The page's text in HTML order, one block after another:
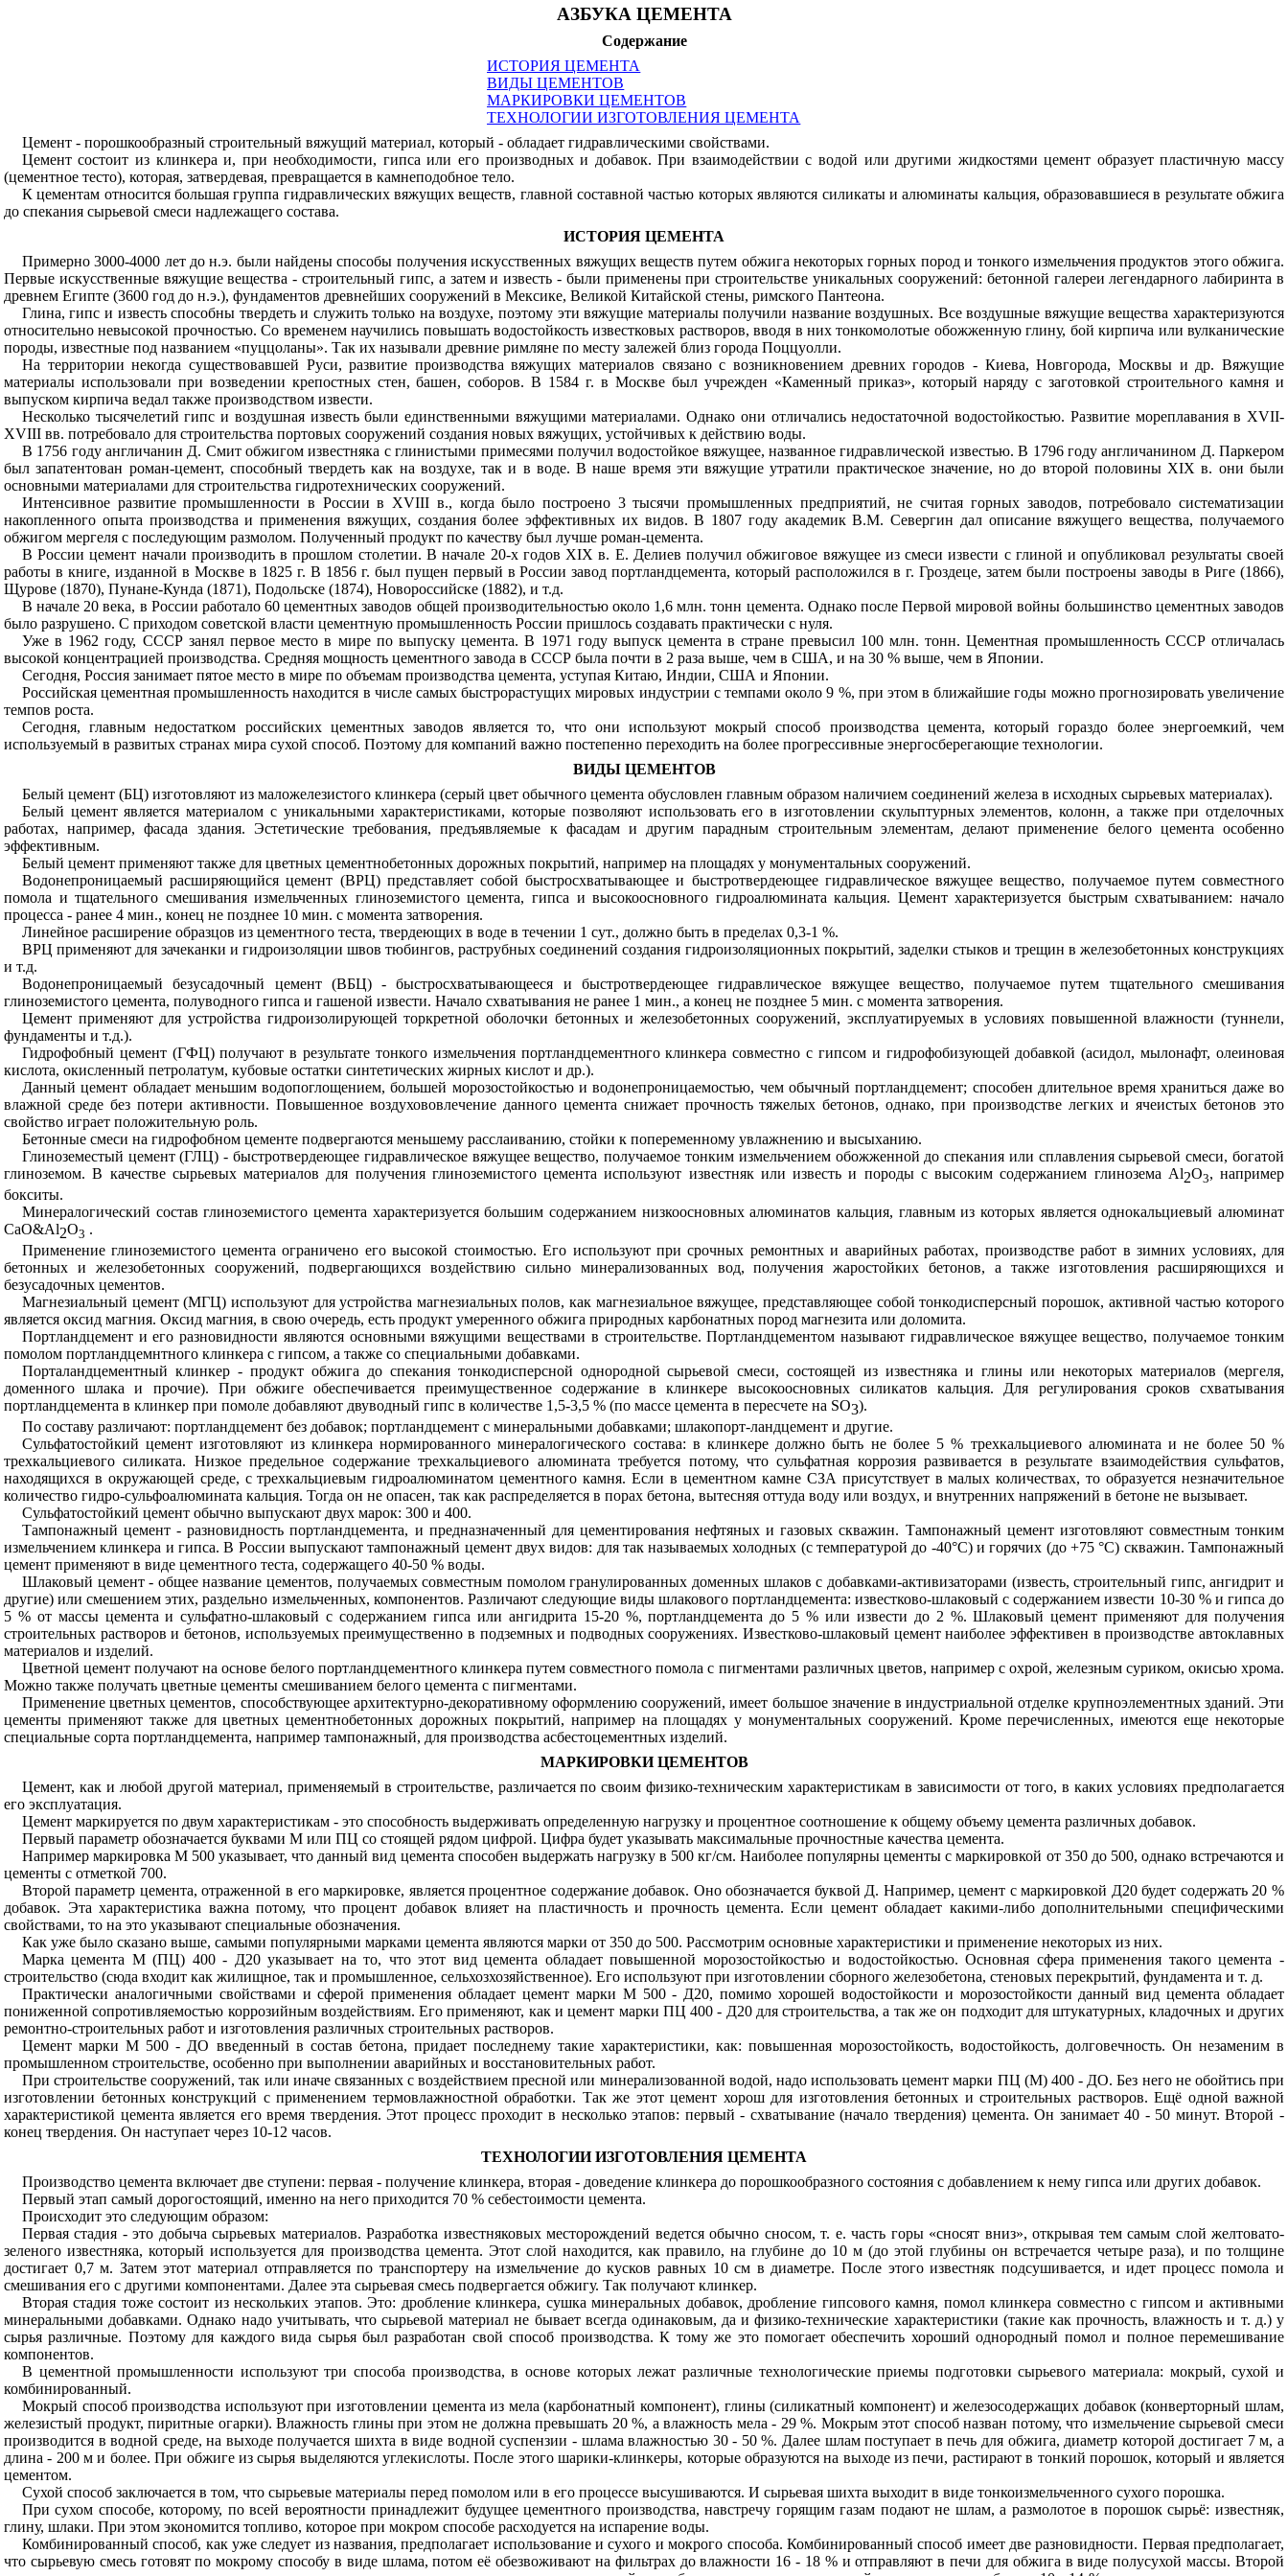
АЗБУКА ЦЕМЕНТА
Содержание
ИСТОРИЯ ЦЕМЕНТА
ВИДЫ ЦЕМЕНТОВ
МАРКИРОВКИ ЦЕМЕНТОВ
ТЕХНОЛОГИИ ИЗГОТОВЛЕНИЯ ЦЕМЕНТА
Цемент - порошкообразный строительный вяжущий материал, который - обладает гидравлическими свойствами.
Цемент состоит из клинкера и, при необходимости, гипса или его производных и добавок. При взаимодействии с водой или другими жидкостями цемент образует пластичную массу
(цементное тесто), которая, затвердевая, превращается в камнеподобное тело.
К цементам относится большая группа гидравлических вяжущих веществ, главной составной частью которых являются силикаты и алюминаты кальция, образовавшиеся в результате обжига
до спекания сырьевой смеси надлежащего состава.
ИСТОРИЯ ЦЕМЕНТА
Примерно 3000-4000 лет до н.э. были найдены способы получения искусственных вяжущих веществ путем обжига некоторых горных пород и тонкого измельчения продуктов этого обжига.
Первые искусственные вяжущие вещества - строительный гипс, а затем и известь - были применены при строительстве уникальных сооружений: бетонной галереи легендарного лабиринта в
древнем Египте (3600 год до н.э.), фундаментов древнейших сооружений в Мексике, Великой Китайской стены, римского Пантеона.
Глина, гипс и известь способны твердеть и служить только на воздухе, поэтому эти вяжущие материалы получили название воздушных. Все воздушные вяжущие вещества характеризуются
относительно невысокой прочностью. Со временем научились повышать водостойкость известковых растворов, вводя в них тонкомолотые обожженную глину, бой кирпича или вулканические
породы, известные под названием «пуццоланы». Так их называли древние римляне по месту залежей близ города Поццуолли.
На территории некогда существовавшей Руси, развитие производства вяжущих материалов связано с возникновением древних городов - Киева, Новгорода, Москвы и др. Вяжущие
материалы использовали при возведении крепостных стен, башен, соборов. В 1584 г. в Москве был учрежден «Каменный приказ», который наряду с заготовкой строительного камня и
выпуском кирпича ведал также производством извести.
Несколько тысячелетий гипс и воздушная известь были единственными вяжущими материалами. Однако они отличались недостаточной водостойкостью. Развитие мореплавания в XVII-
XVIII вв. потребовало для строительства портовых сооружений создания новых вяжущих, устойчивых к действию воды.
В 1756 году англичанин Д. Смит обжигом известняка с глинистыми примесями получил водостойкое вяжущее, названное гидравлической известью. В 1796 году англичанином Д. Паркером
был запатентован роман-цемент, способный твердеть как на воздухе, так и в воде. В наше время эти вяжущие утратили практическое значение, но до второй половины XIX в. они были
основными материалами для строительства гидротехнических сооружений.
Интенсивное развитие промышленности в России в XVIII в., когда было построено 3 тысячи промышленных предприятий, не считая горных заводов, потребовало систематизации
накопленного опыта производства и применения вяжущих, создания более эффективных их видов. В 1807 году академик В.М. Севергин дал описание вяжущего вещества, получаемого
обжигом мергеля с последующим размолом. Полученный продукт по качеству был лучше роман-цемента.
В России цемент начали производить в прошлом столетии. В начале 20-х годов XIX в. Е. Делиев получил обжиговое вяжущее из смеси извести с глиной и опубликовал результаты своей
работы в книге, изданной в Москве в 1825 г. В 1856 г. был пущен первый в России завод портландцемента, который расположился в г. Гроздеце, затем были построены заводы в Риге (1866),
Щурове (1870), Пунане-Кунда (1871), Подольске (1874), Новороссийске (1882), и т.д.
В начале 20 века, в России работало 60 цементных заводов общей производительностью около 1,6 млн. тонн цемента. Однако после Первой мировой войны большинство цементных заводов
было разрушено. С приходом советской власти цементную промышленность России пришлось создавать практически с нуля.
Уже в 1962 году, СССР занял первое место в мире по выпуску цемента. В 1971 году выпуск цемента в стране превысил 100 млн. тонн. Цементная промышленность СССР отличалась
высокой концентрацией производства. Средняя мощность цементного завода в СССР была почти в 2 раза выше, чем в США, и на 30 % выше, чем в Японии.
Сегодня, Россия занимает пятое место в мире по объемам производства цемента, уступая Китаю, Индии, США и Японии.
Российская цементная промышленность находится в числе самых быстрорастущих мировых индустрии с темпами около 9 %, при этом в ближайшие годы можно прогнозировать увеличение
темпов роста.
Сегодня, главным недостатком российских цементных заводов является то, что они используют мокрый способ производства цемента, который гораздо более энергоемкий, чем
используемый в развитых странах мира сухой способ. Поэтому для компаний важно постепенно переходить на более прогрессивные энергосберегающие технологии.
ВИДЫ ЦЕМЕНТОВ
Белый цемент (БЦ) изготовляют из маложелезистого клинкера (серый цвет обычного цемента обусловлен главным образом наличием соединений железа в исходных сырьевых материалах).
Белый цемент является материалом с уникальными характеристиками, которые позволяют использовать его в изготовлении скульптурных элементов, колонн, а также при отделочных
работах, например, фасада здания. Эстетические требования, предъявляемые к фасадам и другим парадным строительным элементам, делают применение белого цемента особенно
эффективным.
Белый цемент применяют также для цветных цементнобетонных дорожных покрытий, например на площадях у монументальных сооружений.
Водонепроницаемый расширяющийся цемент (ВРЦ) представляет собой быстросхватывающее и быстротвердеющее гидравлическое вяжущее вещество, получаемое путем совместного
помола и тщательного смешивания измельченных глиноземистого цемента, гипса и высокоосновного гидроалюмината кальция. Цемент характеризуется быстрым схватыванием: начало
процесса - ранее 4 мин., конец не позднее 10 мин. с момента затворения.
Линейное расширение образцов из цементного теста, твердеющих в воде в течении 1 сут., должно быть в пределах 0,3-1 %.
ВРЦ применяют для зачеканки и гидроизоляции швов тюбингов, раструбных соединений создания гидроизоляционных покрытий, заделки стыков и трещин в железобетонных конструкциях
и т.д.
Водонепроницаемый безусадочный цемент (ВБЦ) - быстросхватывающееся и быстротвердеющее гидравлическое вяжущее вещество, получаемое путем тщательного смешивания
глиноземистого цемента, полуводного гипса и гашеной извести. Начало схватывания не ранее 1 мин., а конец не позднее 5 мин. с момента затворения.
Цемент применяют для устройства гидроизолирующей торкретной оболочки бетонных и железобетонных сооружений, эксплуатируемых в условиях повышенной влажности (туннели,
фундаменты и т.д.).
Гидрофобный цемент (ГФЦ) получают в результате тонкого измельчения портландцементного клинкера совместно с гипсом и гидрофобизующей добавкой (асидол, мылонафт, олеиновая
кислота, окисленный петролатум, кубовые остатки синтетических жирных кислот и др.).
Данный цемент обладает меньшим водопоглощением, большей морозостойкостью и водонепроницаемостью, чем обычный портландцемент; способен длительное время храниться даже во
влажной среде без потери активности. Повышенное воздухововлечение данного цемента снижает прочность тяжелых бетонов, однако, при производстве легких и ячеистых бетонов это
свойство играет положительную роль.
Бетонные смеси на гидрофобном цементе подвергаются меньшему расслаиванию, стойки к попеременному увлажнению и высыханию.
Глиноземестый цемент (ГЛЦ) - быстротвердеющее гидравлическое вяжущее вещество, получаемое тонким измельчением обожженной до спекания или сплавления сырьевой смеси, богатой
глиноземом. В качестве сырьевых материалов для получения глиноземистого цемента используют известняк или известь и породы с высоким содержанием глинозема Аl2О3, например
бокситы.
Минералогический состав глиноземистого цемента характеризуется большим содержанием низкоосновных алюминатов кальция, главным из которых является однокальциевый алюминат
СаО&Аl2О3 .
Применение глиноземистого цемента ограничено его высокой стоимостью. Его используют при срочных ремонтных и аварийных работах, производстве работ в зимних условиях, для
бетонных и железобетонных сооружений, подвергающихся воздействию сильно минерализованных вод, получения жаростойких бетонов, а также изготовления расширяющихся и
безусадочных цементов.
Магнезиальный цемент (МГЦ) используют для устройства магнезиальных полов, как магнезиальное вяжущее, представляющее собой тонкодисперсный порошок, активной частью которого
является оксид магния. Оксид магния, в свою очередь, есть продукт умеренного обжига природных карбонатных пород магнезита или доломита.
Портландцемент и его разновидности являются основными вяжущими веществами в строительстве. Портландцементом называют гидравлическое вяжущее вещество, получаемое тонким
помолом портландцемнтного клинкера с гипсом, а также со специальными добавками.
Порталандцементный клинкер - продукт обжига до спекания тонкодисперсной однородной сырьевой смеси, состоящей из известняка и глины или некоторых материалов (мергеля,
доменного шлака и прочие). При обжиге обеспечивается преимущественное содержание в клинкере высокоосновных силикатов кальция. Для регулирования сроков схватывания
портландцемента в клинкер при помоле добавляют двуводный гипс в количестве 1,5-3,5 % (по массе цемента в пересчете на SO3).
По составу различают: портландцемент без добавок; портландцемент с минеральными добавками; шлакопорт-ландцемент и другие.
Сульфатостойкий цемент изготовляют из клинкера нормированного минералогического состава: в клинкере должно быть не более 5 % трехкальциевого алюмината и не более 50 %
трехкальциевого силиката. Низкое предельное содержание трехкальциевого алюмината требуется потому, что сульфатная коррозия развивается в результате взаимодействия сульфатов,
находящихся в окружающей среде, с трехкальциевым гидроалюминатом цементного камня. Если в цементном камне СЗА присутствует в малых количествах, то образуется незначительное
количество гидро-сульфоалюмината кальция. Тогда он не опасен, так как распределяется в порах бетона, вытесняя оттуда воду или воздух, и внутренних напряжений в бетоне не вызывает.
Сульфатостойкий цемент обычно выпускают двух марок: 300 и 400.
Тампонажный цемент - разновидность портландцемента, и предназначенный для цементирования нефтяных и газовых скважин. Тампонажный цемент изготовляют совместным тонким
измельчением клинкера и гипса. В России выпускают тампонажный цемент двух видов: для так называемых холодных (с температурой до -40°С) и горячих (до +75 °С) скважин. Тампонажный
цемент применяют в виде цементного теста, содержащего 40-50 % воды.
Шлаковый цемент - общее название цементов, получаемых совместным помолом гранулированных доменных шлаков с добавками-активизаторами (известь, строительный гипс, ангидрит и
другие) или смешением этих, раздельно измельченных, компонентов. Различают следующие виды шлакового портландцемента: известково-шлаковый с содержанием извести 10-30 % и гипса до
5 % от массы цемента и сульфатно-шлаковый с содержанием гипса или ангидрита 15-20 %, портландцемента до 5 % или извести до 2 %. Шлаковый цемент применяют для получения
строительных растворов и бетонов, используемых преимущественно в подземных и подводных сооружениях. Известково-шлаковый цемент наиболее эффективен в производстве автоклавных
материалов и изделий.
Цветной цемент получают на основе белого портландцементного клинкера путем совместного помола с пигментами различных цветов, например с охрой, железным суриком, окисью хрома.
Можно также получать цветные цементы смешиванием белого цемента с пигментами.
Применение цветных цементов, способствующее архитектурно-декоративному оформлению сооружений, имеет большое значение в индустриальной отделке крупноэлементных зданий. Эти
цементы применяют также для цветных цементнобетонных дорожных покрытий, например на площадях у монументальных сооружений. Кроме перечисленных, имеются еще некоторые
специальные сорта портландцемента, например тампонажный, для производства асбестоцементных изделий.
МАРКИРОВКИ ЦЕМЕНТОВ
Цемент, как и любой другой материал, применяемый в строительстве, различается по своим физико-техническим характеристикам в зависимости от того, в каких условиях предполагается
его эксплуатация.
Цемент маркируется по двум характеристикам - это способность выдерживать определенную нагрузку и процентное соотношение к общему объему цемента различных добавок.
Первый параметр обозначается буквами М или ПЦ со стоящей рядом цифрой. Цифра будет указывать максимальные прочностные качества цемента.
Например маркировка М 500 указывает, что данный вид цемента способен выдержать нагрузку в 500 кг/см. Наиболее популярны цементы с маркировкой от 350 до 500, однако встречаются и
цементы с отметкой 700.
Второй параметр цемента, отраженной в его маркировке, является процентное содержание добавок. Оно обозначается буквой Д. Например, цемент с маркировкой Д20 будет содержать 20 %
добавок. Эта характеристика важна потому, что процент добавок влияет на пластичность и прочность цемента. Если цемент обладает какими-либо дополнительными специфическими
свойствами, то на это указывают специальные обозначения.
Как уже было сказано выше, самыми популярными марками цемента являются марки от 350 до 500. Рассмотрим основные характеристики и применение некоторых из них.
Марка цемента М (ПЦ) 400 - Д20 указывает на то, что этот вид цемента обладает повышенной морозостойкостью и водостойкостью. Основная сфера применения такого цемента -
строительство (сюда входит как жилищное, так и промышленное, сельхозхозяйственное). Его используют при изготовлении сборного железобетона, стеновых перекрытий, фундамента и т. д.
Практически аналогичными свойствами и сферой применения обладает цемент марки М 500 - Д20, помимо хорошей водостойкости и морозостойкости данный вид цемента обладает
пониженной сопротивляемостью коррозийным воздействиям. Его применяют, как и цемент марки ПЦ 400 - Д20 для строительства, а так же он подходит для штукатурных, кладочных и других
ремонтно-строительных работ и изготовления различных строительных растворов.
Цемент марки М 500 - ДО введенный в состав бетона, придает последнему такие характеристики, как: повышенная морозостойкость, водостойкость, долговечность. Он незаменим в
промышленном строительстве, особенно при выполнении аварийных и восстановительных работ.
При строительстве сооружений, так или иначе связанных с воздействием пресной или минерализованной водой, надо использовать цемент марки ПЦ (М) 400 - ДО. Без него не обойтись при
изготовлении бетонных конструкций с применением термовлажностной обработки. Так же этот цемент хорош для изготовления бетонных и строительных растворов. Ещё одной важной
характеристикой цемента является его время твердения. Этот процесс проходит в несколько этапов: первый - схватывание (начало твердения) цемента. Он занимает 40 - 50 минут. Второй -
конец твердения. Он наступает через 10-12 часов.
ТЕХНОЛОГИИ ИЗГОТОВЛЕНИЯ ЦЕМЕНТА
Производство цемента включает две ступени: первая - получение клинкера, вторая - доведение клинкера до порошкообразного состояния с добавлением к нему гипса или других добавок.
Первый этап самый дорогостоящий, именно на него приходится 70 % себестоимости цемента.
Происходит это следующим образом:
Первая стадия - это добыча сырьевых материалов. Разработка известняковых месторождений ведется обычно сносом, т. е. часть горы «сносят вниз», открывая тем самым слой желтовато-
зеленого известняка, который используется для производства цемента. Этот слой находится, как правило, на глубине до 10 м (до этой глубины он встречается четыре раза), и по толщине
достигает 0,7 м. Затем этот материал отправляется по транспортеру на измельчение до кусков равных 10 см в диаметре. После этого известняк подсушивается, и идет процесс помола и
смешивания его с другими компонентами. Далее эта сырьевая смесь подвергается обжигу. Так получают клинкер.
Вторая стадия тоже состоит из нескольких этапов. Это: дробление клинкера, сушка минеральных добавок, дробление гипсового камня, помол клинкера совместно с гипсом и активными
минеральными добавками. Однако надо учитывать, что сырьевой материал не бывает всегда одинаковым, да и физико-технические характеристики (такие как прочность, влажность и т. д.) у
сырья различные. Поэтому для каждого вида сырья был разработан свой способ производства. К тому же это помогает обеспечить хороший однородный помол и полное перемешивание
компонентов.
В цементной промышленности используют три способа производства, в основе которых лежат различные технологические приемы подготовки сырьевого материала: мокрый, сухой и
комбинированный.
Мокрый способ производства используют при изготовлении цемента из мела (карбонатный компонент), глины (силикатный компонент) и железосодержащих добавок (конверторный шлам,
железистый продукт, пиритные огарки). Влажность глины при этом не должна превышать 20 %, а влажность мела - 29 %. Мокрым этот способ назван потому, что измельчение сырьевой смеси
производится в водной среде, на выходе получается шихта в виде водной суспензии - шлама влажностью 30 - 50 %. Далее шлам поступает в печь для обжига, диаметр которой достигает 7 м, а
длина - 200 м и более. При обжиге из сырья выделяются углекислоты. После этого шарики-клинкеры, которые образуются на выходе из печи, растирают в тонкий порошок, который и является
цементом.
Сухой способ заключается в том, что сырьевые материалы перед помолом или в его процессе высушиваются. И сырьевая шихта выходит в виде тонкоизмельченного сухого порошка.
При сухом способе, которому, по всей вероятности принадлежит будущее цементного производства, навстречу горящим газам подают не шлам, а размолотое в порошок сырьё: известняк,
глину, шлаки. При этом экономится топливо, которое при мокром способе расходуется на испарение воды.
Комбинированный способ, как уже следует из названия, предполагает использование и сухого и мокрого способа. Комбинированный способ имеет две разновидности. Первая предполагает,
что сырьевую смесь готовят по мокрому способу в виде шлама, потом её обезвоживают на фильтрах до влажности 16 - 18 % и отправляют в печи для обжига в виде полусухой массы. Второй